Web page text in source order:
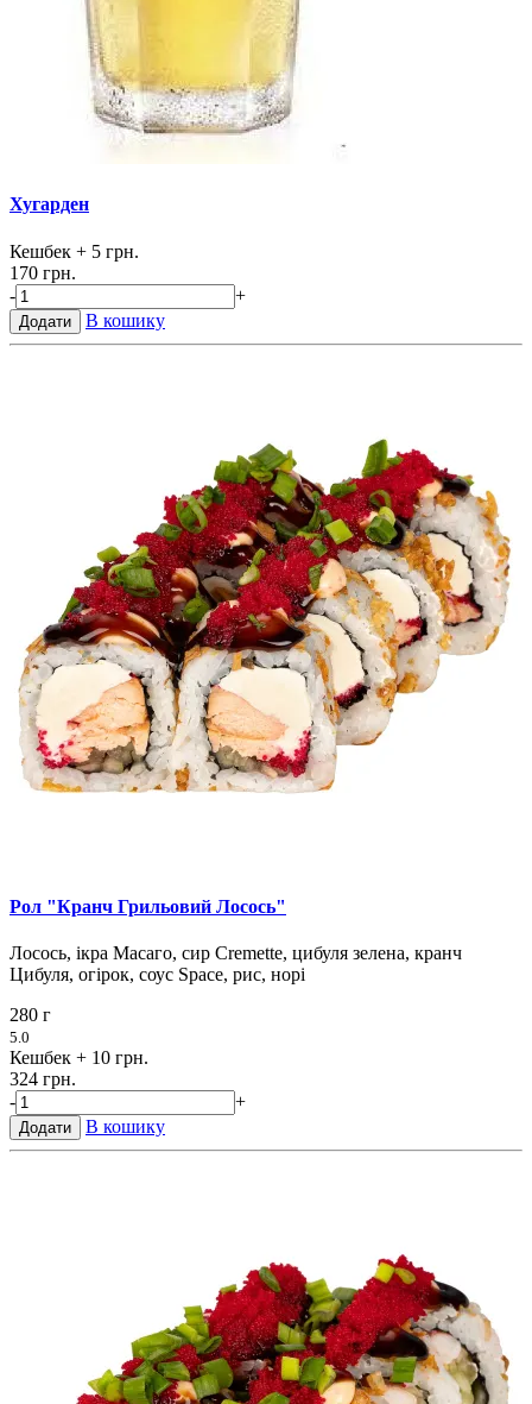
Хугарден
Кешбек + 5 грн.
170 грн.
-
+
Додати В кошику
Рол "Кранч Грильовий Лосось"
Лосось, ікра Масаго, сир Cremette, цибуля зелена, кранч
Цибуля, огірок, соус Space, рис, норі
280 г
5.0
Кешбек + 10 грн.
324 грн.
-
+
Додати В кошику